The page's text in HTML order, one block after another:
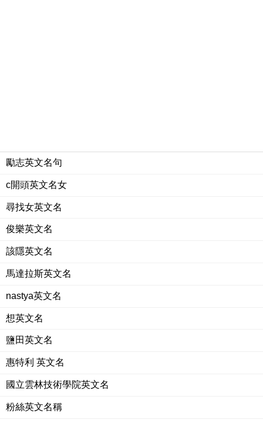
勵志英文名句
c開頭英文名女
尋找女英文名
俊樂英文名
該隱英文名
馬達拉斯英文名
nastya英文名
想英文名
鹽田英文名
惠特利 英文名
國立雲林技術學院英文名
粉絲英文名稱